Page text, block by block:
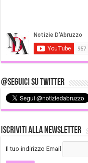
@Seguici su Twitter
Iscriviti alla Newsletter
Il tuo indirizzo Email